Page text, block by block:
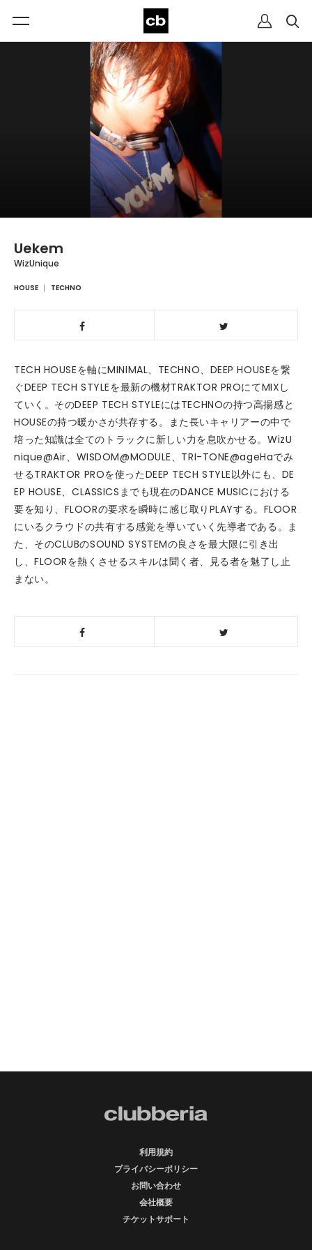
Uekem
WizUnique
HOUSE TECHNO
TECH HOUSEを軸にMINIMAL、TECHNO、DEEP HOUSEを繋
ぐDEEP TECH STYLEを最新の機材TRAKTOR PROにてMIXし
ていく。そのDEEP TECH STYLEにはTECHNOの持つ高揚感と
HOUSEの持つ暖かさが共存する。また長いキャリアーの中で
培った知識は全てのトラックに新しい力を息吹かせる。WizU
nique@Air、WISDOM@MODULE、TRI-TONE@ageHaでみ
せるTRAKTOR PROを使ったDEEP TECH STYLE以外にも、DE
EP HOUSE、CLASSICSまでも現在のDANCE MUSICにおける
要を知り、FLOORの要求を瞬時に感じ取りPLAYする。FLOOR
にいるクラウドの共有する感覚を導いていく先導者である。ま
た、そのCLUBのSOUND SYSTEMの良さを最大限に引き出
し、FLOORを熱くさせるスキルは聞く者、見る者を魅了し止
まない。
利用規約
プライバシーポリシー
お問い合わせ
会社概要
チケットサポート